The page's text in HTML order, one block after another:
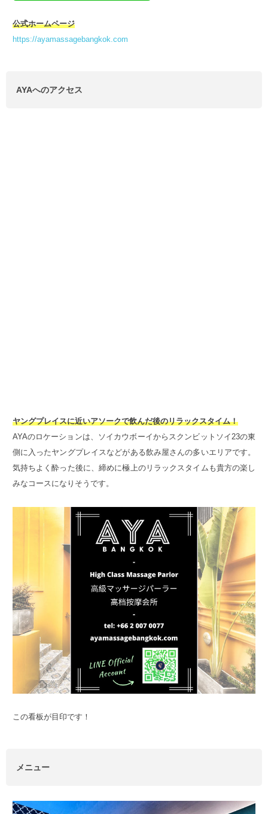
公式ホームページ
https://ayamassagebangkok.com
AYAへのアクセス
ヤングプレイスに近いアソークで飲んだ後のリラックスタイム！
AYAのロケーションは、ソイカウボーイからスクンビットソイ23の東
側に入ったヤングプレイスなどがある飲み屋さんの多いエリアです。
気持ちよく酔った後に、締めに極上のリラックスタイムも貴方の楽し
みなコースになりそうです。
この看板が目印です！
メニュー